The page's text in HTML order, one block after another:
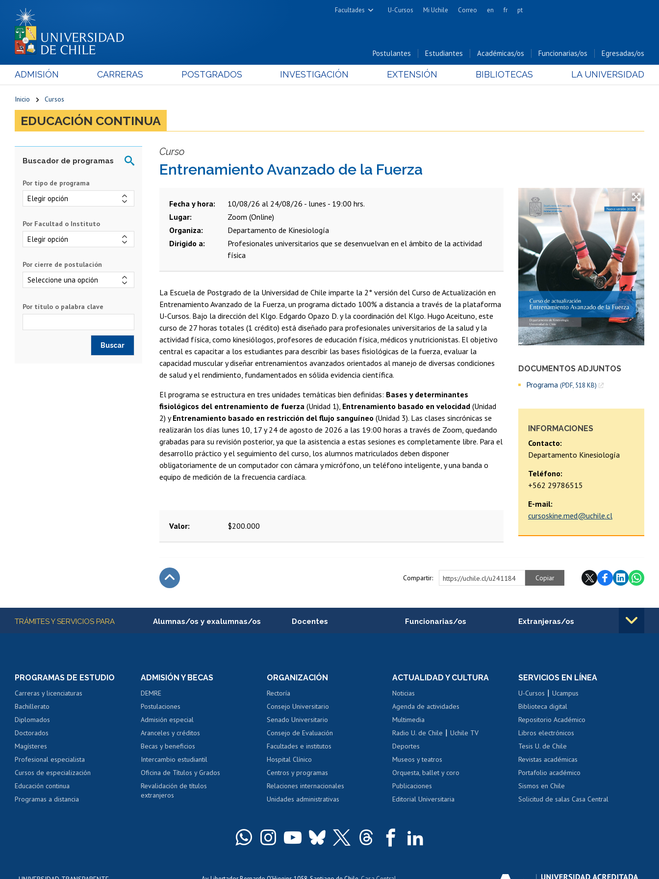
Facultades
Cs. Físicas y Matemáticas
Cs. Forestales y Conservación
Cs. Químicas y Farmacéuticas
Cs. Sociales
Nutrición y Tecnología de
U-Cursos Mi Uchile Correo en fr pt
Postulantes Estudiantes Académicas/os Funcionarias/os Egresadas/os
ADMISIÓN CARRERAS POSTGRADOS INVESTIGACIÓN EXTENSIÓN BIBLIOTECAS LA UNIVERSIDAD
Inicio Cursos
EDUCACIÓN CONTINUA
Curso
Entrenamiento Avanzado de la Fuerza
DOCUMENTOS ADJUNTOS
Programa (PDF, 518 KB)
INFORMACIONES
Contacto:
Departamento Kinesiología
Teléfono:
+562 29786515
E-mail:
cursoskine.med@uchile.cl
Fecha y hora
10/08/26 al 24/08/26 - lunes - 19:00 hrs.
Lugar
Zoom (Online)
Organiza
Departamento de Kinesiología
Dirigido a
Profesionales universitarios que se desenvuelvan en el ámbito de la actividad
física
La Escuela de Postgrado de la Universidad de Chile imparte la 2° versión del Curso de Actualización en
Entrenamiento Avanzado de la Fuerza, un programa dictado 100% a distancia a través de la plataforma
U-Cursos. Bajo la dirección del Klgo. Edgardo Opazo D. y la coordinación del Klgo. Hugo Aceituno, este
curso de 27 horas totales (1 crédito) está diseñado para profesionales universitarios de la salud y la
actividad física, como kinesiólogos, profesores de educación física, médicos y nutricionistas. El objetivo
central es capacitar a los estudiantes para describir las bases fisiológicas de la fuerza, evaluar la
capacidad muscular y diseñar entrenamientos avanzados orientados al manejo de diversas condiciones
de salud y el rendimiento, fundamentados en sólida evidencia científica.
El programa se estructura en tres unidades temáticas bien definidas: Bases y determinantes
fisiológicos del entrenamiento de fuerza (Unidad 1), Entrenamiento basado en velocidad (Unidad
2) yEntrenamiento basado en restricción del flujo sanguíneo (Unidad 3). Las clases sincrónicas se
realizarán los días lunes 10, 17 y 24 de agosto de 2026 a las 19:00 horas a través de Zoom, quedando
grabadas para su revisión posterior, ya que la asistencia a estas sesiones es completamente libre. Para el
desarrollo práctico y el seguimiento del curso, los alumnos matriculados deben disponer
obligatoriamente de un computador con cámara y micrófono, un teléfono inteligente, y una banda o
equipo de medición de la frecuencia cardíaca.
Valor $200.000
Compartir: https://uchile.cl/u241184 Copiar
Por tipo de programa
Por Facultad o Instituto
Por cierre de postulación
Por título o palabra clave
Más información
TRÁMITES Y SERVICIOS PARA Alumnas/os y exalumnas/os
Servicio médico y dental
Pago de arancel y crédito alumnos
Pago de arancel y crédito exalumnos
Certificado de títulos y grados
Docentes
Perfeccionamiento
Evaluación docente
Calificación académica
Postulación al AUCAI
Funcionarias/os
Portal de movilidad interna
Certificado de renta
Certificado de renta
Extranjeras/os
Cursos de español
Mi Uchile Ayuda tecnológica Tarjeta TUI Acoso laboral, sexual y violencia Denuncias administrativas
PROGRAMAS DE ESTUDIO
Carreras y licenciaturas
Bachillerato
Diplomados
Doctorados
Magísteres
Profesional especialista
Cursos de especialización
Educación continua
Programas a distancia
ADMISIÓN Y BECAS
DEMRE
Postulaciones
Admisión especial
Aranceles y créditos
Becas y beneficios
Intercambio estudiantil
Oficina de Títulos y Grados
Revalidación de títulos
extranjeros
ORGANIZACIÓN
Rectoría
Consejo Universitario
Senado Universitario
Consejo de Evaluación
Facultades e institutos
Hospital Clínico
Centros y programas
Relaciones internacionales
Unidades administrativas
ACTUALIDAD Y CULTURA
Noticias
Agenda de actividades
Multimedia
Radio U. de Chile |Uchile TV
Deportes
Museos y teatros
Orquesta, ballet y coro
Publicaciones
Editorial Universitaria
SERVICIOS EN LÍNEA
U-Cursos |Ucampus
Biblioteca digital
Repositorio Académico
Libros electrónicos
Tesis U. de Chile
Revistas académicas
Portafolio académico
Sismos en Chile
Solicitud de salas Casa Central